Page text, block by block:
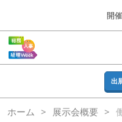
ッ
プ
し
進
む
to
close
the
開
2026年
出
ホーム 展示会概要